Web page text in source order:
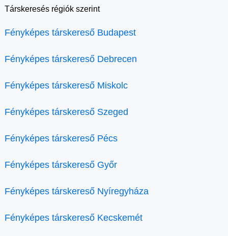
Társkeresés régiók szerint
Fényképes társkereső Budapest
Fényképes társkereső Debrecen
Fényképes társkereső Miskolc
Fényképes társkereső Szeged
Fényképes társkereső Pécs
Fényképes társkereső Győr
Fényképes társkereső Nyíregyháza
Fényképes társkereső Kecskemét